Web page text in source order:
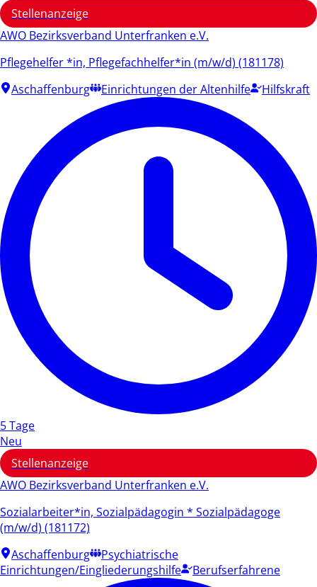
Stellenanzeige
AWO Bezirksverband Unterfranken e.V.
Pflegehelfer *in, Pflegefachhelfer*in (m/w/d) (181178)
Aschaffenburg
Einrichtungen der Altenhilfe Hilfskraft
5 Tage
Neu
Stellenanzeige
AWO Bezirksverband Unterfranken e.V.
Sozialarbeiter*in, Sozialpädagogin * Sozialpädagoge
(m/w/d) (181172)
Aschaffenburg
Psychiatrische
Einrichtungen/Eingliederungshilfe
Berufserfahrene